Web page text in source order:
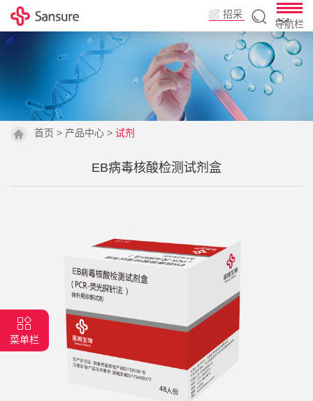
招采
导航栏
首页 > 产品中心 > 试剂
菜单栏
EB病毒核酸检测试剂盒